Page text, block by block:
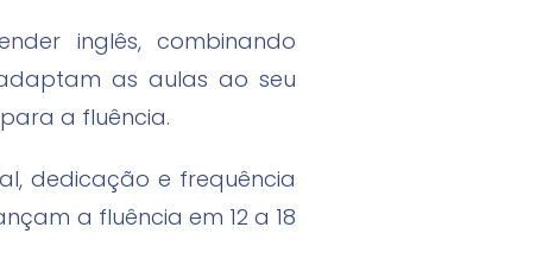
inglês, combinando
as aulas ao seu
a fluência.
dedicação e frequência
a fluência em 12 a 18